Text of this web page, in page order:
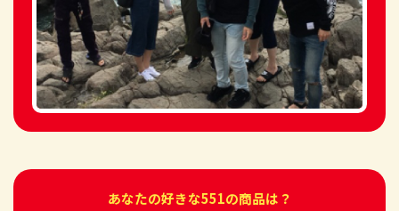
あなたの好きな551の商品は？